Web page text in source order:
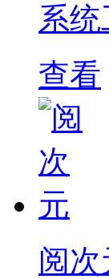
系
查看
阅次